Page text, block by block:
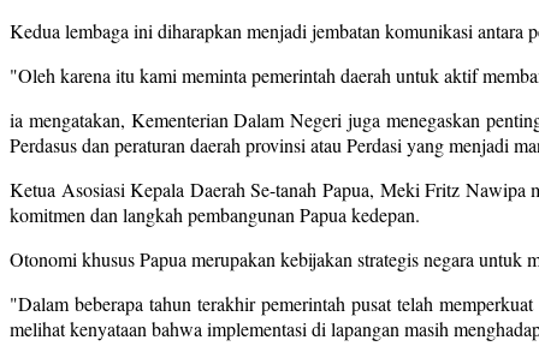
Kedua lembaga ini diharapkan menjadi jembatan komunikasi antara
"Oleh karena itu kami meminta pemerintah daerah untuk aktif
ia mengatakan, Kementerian Dalam Negeri juga menegaskan
Perdasus dan peraturan daerah provinsi atau Perdasi yang menjadi
Ketua Asosiasi Kepala Daerah Se-tanah Papua, Meki Fritz Nawipa
komitmen dan langkah pembangunan Papua kedepan.
Otonomi khusus Papua merupakan kebijakan strategis negara untuk
"Dalam beberapa tahun terakhir pemerintah pusat telah
melihat kenyataan bahwa implementasi di lapangan masih